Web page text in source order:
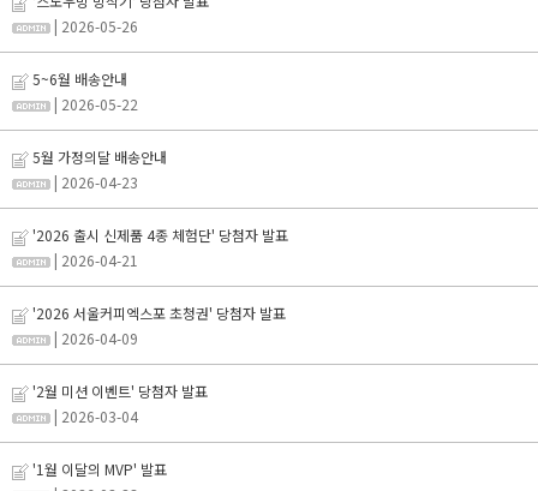
| 2026-05-26
5~6월 배송안내
| 2026-05-22
5월 가정의달 배송안내
| 2026-04-23
'2026 출시 신제품 4종 체험단' 당첨자 발표
| 2026-04-21
'2026 서울커피엑스포 초청권' 당첨자 발표
| 2026-04-09
'2월 미션 이벤트' 당첨자 발표
| 2026-03-04
'1월 이달의 MVP' 발표